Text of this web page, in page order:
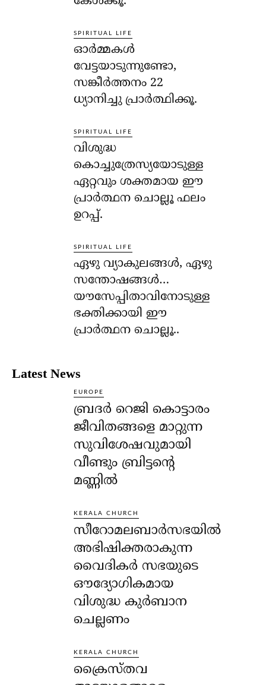
SPIRITUAL LIFE
ഓര്‍മ്മകള്‍
വേട്ടയാടുന്നുണ്ടോ,
സങ്കീര്‍ത്തനം 22
ധ്യാനിച്ചു പ്രാര്‍ത്ഥിക്കൂ.
SPIRITUAL LIFE
വിശുദ്ധ
കൊച്ചുത്രേസ്യയോടുള്ള
ഏറ്റവും ശക്തമായ ഈ
പ്രാര്‍ത്ഥന ചൊല്ലൂ ഫലം
ഉറപ്പ്.
SPIRITUAL LIFE
ഏഴു വ്യാകുലങ്ങള്‍, ഏഴു
സന്തോഷങ്ങള്‍…
യൗസേപ്പിതാവിനോടുള്ള
ഭക്തിക്കായി ഈ
പ്രാര്‍ത്ഥന ചൊല്ലൂ..
Latest News
EUROPE
ബ്രദർ റെജി കൊട്ടാരം
ജീവിതങ്ങളെ മാറ്റുന്ന
സുവിശേഷവുമായി
വീണ്ടും ബ്രിട്ടന്റെ
മണ്ണിൽ
KERALA CHURCH
സീറോമലബാർസഭയിൽ
അഭിഷിക്തരാകുന്ന
വൈദികർ സഭയുടെ
ഔദ്യോഗികമായ
വിശുദ്ധ കുർബാന
ചെല്ലണം
KERALA CHURCH
ക്രൈസ്തവ